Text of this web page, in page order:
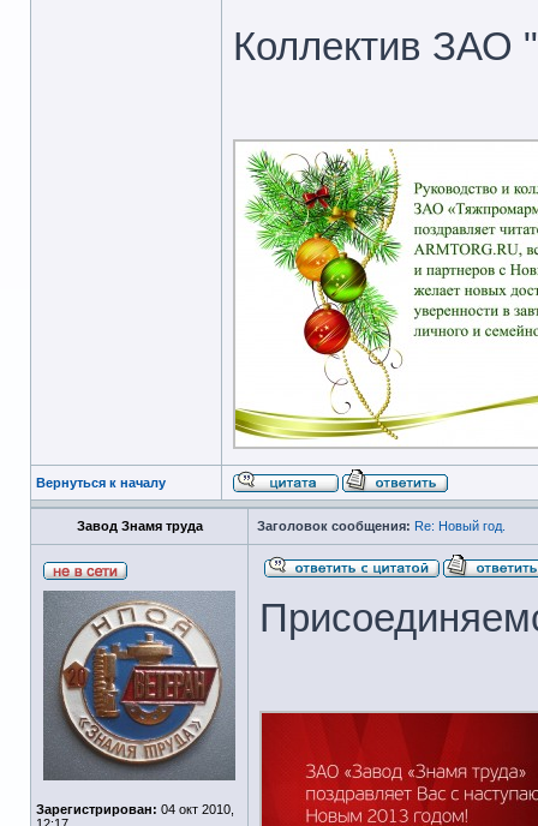
Коллектив ЗАО
Вернуться к началу
Завод Знамя труда Заголовок сообщения: Re: Новый год.
Зарегистрирован: 04 окт 2010,